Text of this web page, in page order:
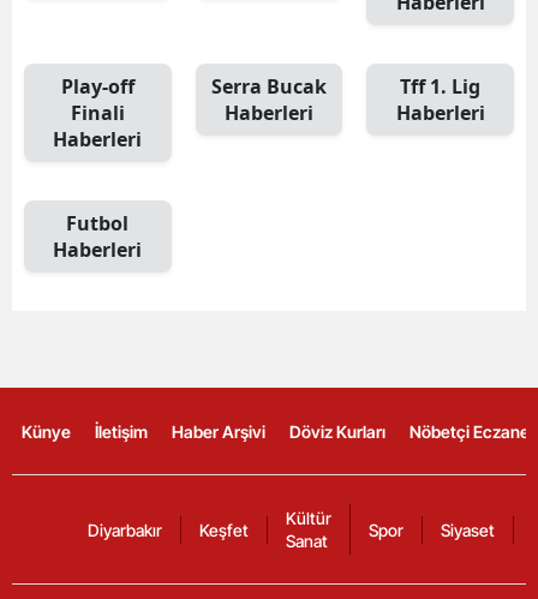
Play-off
Finali
Haberleri
Serra Bucak
Haberleri
Tff 1. Lig
Haberleri
Futbol
Haberleri
Künye İletişim Haber Arşivi Döviz Kurları Nöbetçi
Diyarbakır Keşfet
Kültür
Sanat
Spor Siyaset